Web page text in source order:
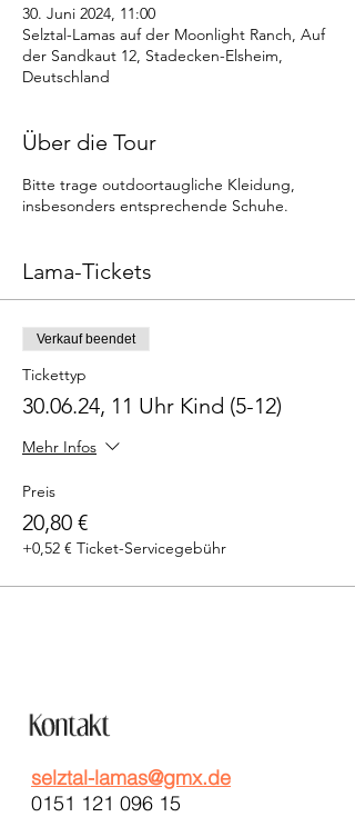
30. Juni 2024, 11:00
Selztal-Lamas auf der Moonlight Ranch, Auf
der Sandkaut 12, Stadecken-Elsheim,
Deutschland
Über die Tour
Bitte trage outdoortaugliche Kleidung,
insbesonders entsprechende Schuhe.
Lama-Tickets
Verkauf beendet
Tickettyp
30.06.24, 11 Uhr Kind (5-12)
Mehr Infos
Preis
20,80 €
+0,52 € Ticket-Servicegebühr
selztal-lamas@gmx.de
0151 121 096 15